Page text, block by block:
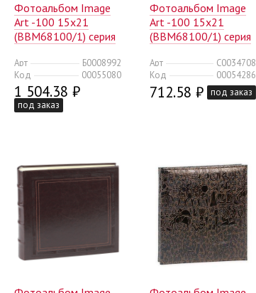
Фотоальбом Image
Art -100 15x21
(BBM68100/1) серия
Арт
Б0008992
Код
00055080
1 504.38 ₽
под заказ
Фотоальбом Image
Art -100 15x21
(BBM68100/1) серия
Арт
C0034708
Код
00054286
712.58 ₽ под заказ